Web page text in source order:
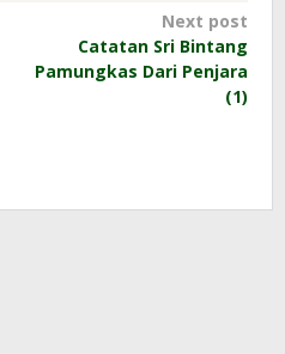
Next post
Catatan Sri Bintang
Pamungkas Dari Penjara
(1)